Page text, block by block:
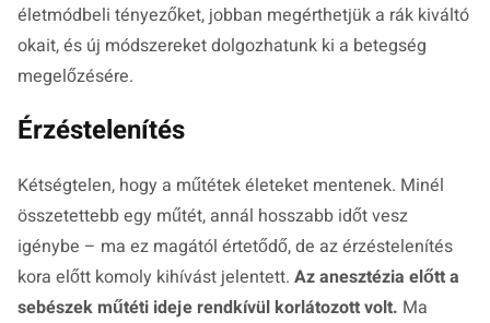
életmódbeli tényezőket, jobban megérthetjük a rák kiváltó
okait, és új módszereket dolgozhatunk ki a betegség
megelőzésére.
Érzéstelenítés
Kétségtelen, hogy a műtétek életeket mentenek. Minél
összetettebb egy műtét, annál hosszabb időt vesz
igénybe – ma ez magától értetődő, de az érzéstelenítés
kora előtt komoly kihívást jelentett. Az anesztézia előtt a
sebészek műtéti ideje rendkívül korlátozott volt. Ma